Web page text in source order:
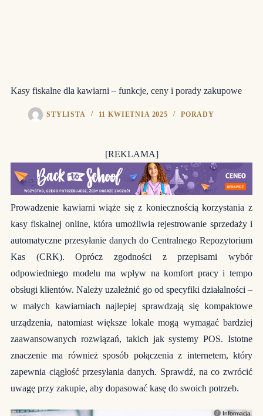
Kasy fiskalne dla kawiarni – funkcje, ceny i porady zakupowe
STYLISTA 11 KWIETNIA 2025 PORADY
[REKLAMA]
Prowadzenie kawiarni wiąże się z koniecznością korzystania z
kasy fiskalnej online, która umożliwia rejestrowanie sprzedaży i
automatyczne przesyłanie danych do Centralnego Repozytorium
Kas (CRK). Oprócz zgodności z przepisami wybór
odpowiedniego modelu ma wpływ na komfort pracy i tempo
obsługi klientów. Należy uzależnić go od specyfiki działalności –
w małych kawiarniach najlepiej sprawdzają się kompaktowe
urządzenia, natomiast większe lokale mogą wymagać bardziej
zaawansowanych rozwiązań, takich jak systemy POS. Istotne
znaczenie ma również sposób połączenia z internetem, który
zapewnia ciągłość przesyłania danych. Sprawdź, na co zwrócić
uwagę przy zakupie, aby dopasować kasę do swoich potrzeb.